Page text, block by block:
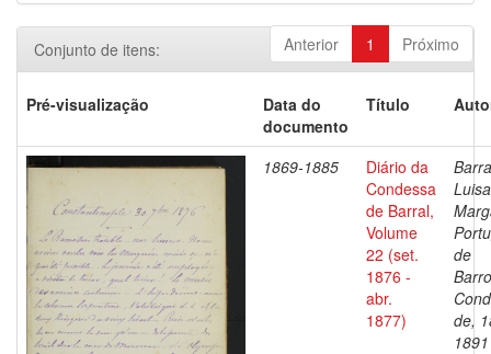
Anterior 1 Próximo
Conjunto de itens:
Pré-visualização
Data do
documento
Título
1869-1885
Diário da
Condessa
de Barral,
Volume
22 (set.
1876 -
abr.
1877)
Luisa
de
de,
1891